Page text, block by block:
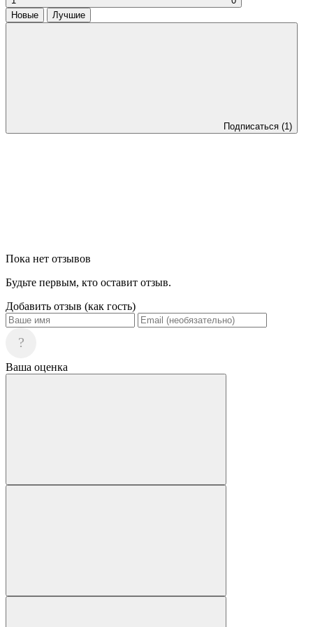
Новые
Лучшие
Подписаться (1)
Пока нет отзывов
Будьте первым, кто оставит отзыв.
Добавить отзыв (как гость)
?
Ваша оценка